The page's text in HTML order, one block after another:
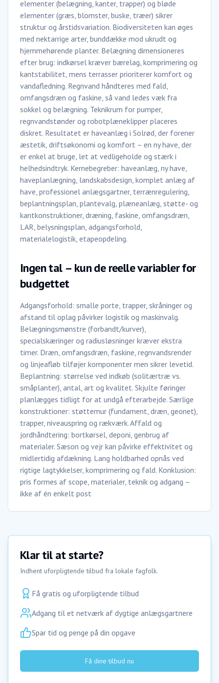
elementer (belægning, kanter, trapper) og bløde
elementer (græs, blomster, buske, træer) sikrer
struktur og årstidsvariation. Biodiversiteten kan øges
med nektarrige arter, bunddække mod ukrudt og
hjemmehørende planter. Belægning dimensioneres
efter brug: indkørsel kræver bærelag, komprimering og
kantstabilitet, mens terrasser prioriterer komfort og
vandafledning. Regnvand håndteres med fald,
omfangsdræn og faskine, så vand ledes væk fra
sokkel og belægning. Teknikrum for pumper,
regnvandstønder og robotplæneklipper placeres
diskret. Resultatet er haveanlæg i Solrød, der forener
æstetik, driftsøkonomi og komfort – en ny have, der
er enkel at bruge, let at vedligeholde og stærk i
helhedsindtryk. Kernebegreber: haveanlæg, ny have,
haveplanlægning, landskabsdesign, komplet anlæg af
have, professionel anlægsgartner, terrænregulering,
beplantningsplan, plantevalg, plæneanlæg, støtte- og
kantkonstruktioner, dræning, faskine, omfangsdræn,
LAR, belysningsplan, adgangsforhold,
materialelogistik, etapeopdeling.
Ingen tal – kun de reelle variabler for
budgettet
Adgangsforhold: smalle porte, trapper, skråninger og
afstand til oplag påvirker logistik og maskinvalg.
Belægningsmønstre (forbandt/kurver),
specialskæringer og radiusløsninger kræver ekstra
timer. Dræn, omfangsdræn, faskine, regnvandsrender
og linjeafløb tilføjer komponenter men sikrer levetid.
Beplantning: størrelse ved indkøb (solitærtræ vs.
småplanter), antal, art og kvalitet. Skjulte føringer
planlægges tidligt for at undgå efterarbejde. Særlige
konstruktioner: støttemur (fundament, dræn, geonet),
trapper, niveauspring og rækværk. Affald og
jordhåndtering: bortkørsel, deponi, genbrug af
materialer. Sæson og vejr kan påvirke effektivitet og
midlertidig afdækning. Lang holdbarhed opnås ved
rigtige lagtykkelser, komprimering og fald. Konklusion:
pris formes af scope, materialer, teknik og adgang –
ikke af én enkelt post
Klar til at starte?
Indhent uforpligtende tilbud fra lokale fagfolk.
Få gratis og uforpligtende tilbud
Adgang til et netværk af dygtige anlægsgartnere
Spar tid og penge på din opgave
Få dine tilbud nu